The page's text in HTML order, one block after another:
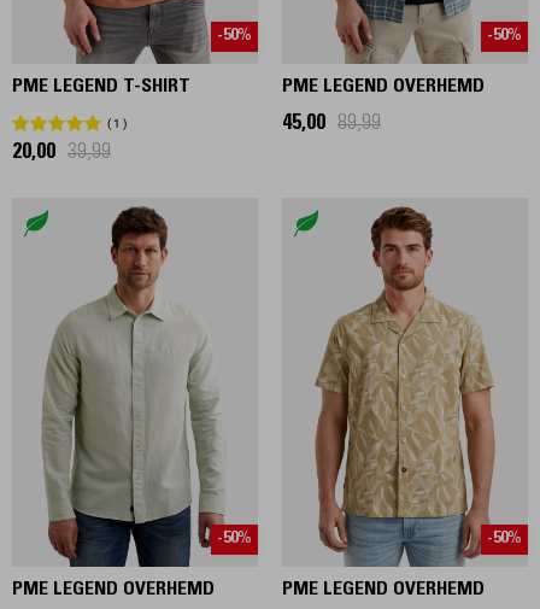
-50%
PME LEGEND T-SHIRT
1
20,00 39,99
-50%
PME LEGEND OVERHEMD
45,00 89,99
-50%
PME LEGEND OVERHEMD
-50%
PME LEGEND OVERHEMD